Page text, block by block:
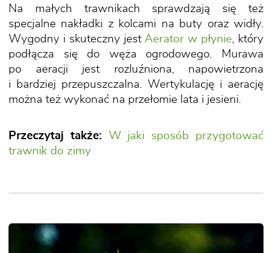
Na małych trawnikach sprawdzają się też
specjalne nakładki z kolcami na buty oraz widły.
Wygodny i skuteczny jest Aerator w płynie , który
podłącza się do węża ogrodowego. Murawa
po aeracji jest rozluźniona, napowietrzona
i bardziej przepuszczalna. Wertykulację i aerację
można też wykonać na przełomie lata i jesieni.
Przeczytaj także:
W jaki sposób przygotować
trawnik do zimy